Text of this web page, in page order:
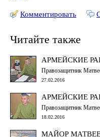
Комментировать
Читайте также
АРМЕЙСКИЕ
Правозащитник
27.02.2016
АРМЕЙСКИЕ
Правозащитник
18.02.2016
МАЙОР